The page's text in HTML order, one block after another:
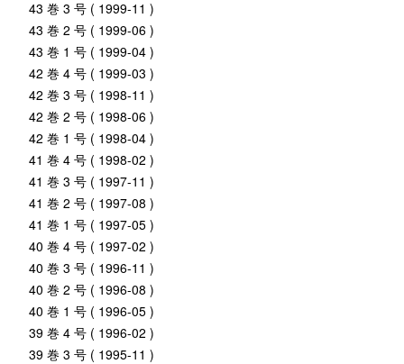
43 巻 3 号 ( 1999-11 )
43 巻 2 号 ( 1999-06 )
43 巻 1 号 ( 1999-04 )
42 巻 4 号 ( 1999-03 )
42 巻 3 号 ( 1998-11 )
42 巻 2 号 ( 1998-06 )
42 巻 1 号 ( 1998-04 )
41 巻 4 号 ( 1998-02 )
41 巻 3 号 ( 1997-11 )
41 巻 2 号 ( 1997-08 )
41 巻 1 号 ( 1997-05 )
40 巻 4 号 ( 1997-02 )
40 巻 3 号 ( 1996-11 )
40 巻 2 号 ( 1996-08 )
40 巻 1 号 ( 1996-05 )
39 巻 4 号 ( 1996-02 )
39 巻 3 号 ( 1995-11 )